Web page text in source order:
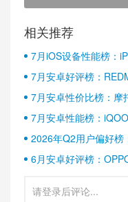
相关推荐
7月iOS设备性能榜：
7月安卓好评榜：
半壁江山
7月安卓性价比榜：摩
7月安卓性能榜：
2026年Q2用户偏好榜
6月安卓好评榜：